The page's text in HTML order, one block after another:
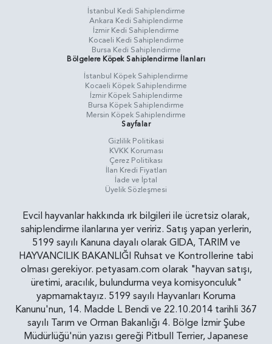
İstanbul Kedi Sahiplendirme
Ankara Kedi Sahiplendirme
İzmir Kedi Sahiplendirme
Kocaeli Kedi Sahiplendirme
Bursa Kedi Sahiplendirme
Bölgelere Köpek Sahiplendirme İlanları
İstanbul Köpek Sahiplendirme
Kocaeli Köpek Sahiplendirme
İzmir Köpek Sahiplendirme
Bursa Köpek Sahiplendirme
Mersin Köpek Sahiplendirme
Sayfalar
Gizlilik Politikasi
KVKK Koruması
Çerez Politikası
İlan Kredi Fiyatları
İade ve İptal
Üyelik Sözleşmesi
Evcil hayvanlar hakkında ırk bilgileri ile ücretsiz olarak,
sahiplendirme ilanlarına yer veririz. Satış yapan yerlerin,
5199 sayılı Kanuna dayalı olarak GIDA, TARIM ve
HAYVANCILIK BAKANLIĞI Ruhsat ve Kontrollerine tabi
olması gerekiyor. petyasam.com olarak "hayvan satışı,
üretimi, aracılık, bulundurma veya komisyonculuk"
yapmamaktayız. 5199 sayılı Hayvanları Koruma
Kanunu'nun, 14. Madde L Bendi ve 22.10.2014 tarihli 367
sayılı Tarım ve Orman Bakanlığı 4. Bölge İzmir Şube
Müdürlüğü'nün yazısı gereği Pitbull Terrier, Japanese